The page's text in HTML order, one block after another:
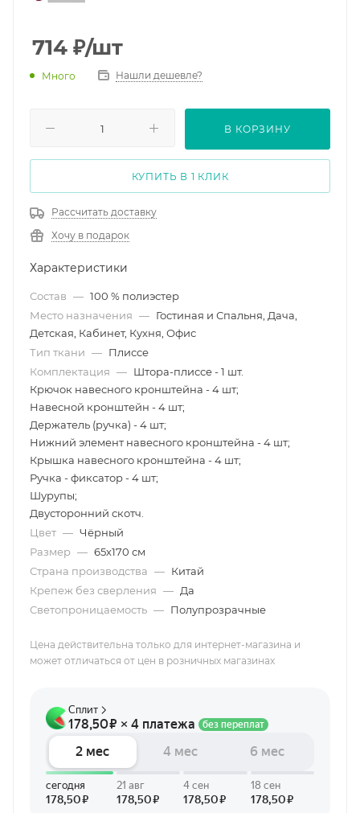
714 ₽/шт
Много Нашли дешевле?
В КОРЗИНУ
КУПИТЬ В 1 КЛИК
Рассчитать доставку
Хочу в подарок
Характеристики
Состав — 100 % полиэстер
Место назначения — Гостиная и Спальня, Дача,
Детская, Кабинет, Кухня, Офис
Тип ткани — Плиссе
Комплектация — Штора-плиссе - 1 шт.
Крючок навесного кронштейна - 4 шт;
Навесной кронштейн - 4 шт;
Держатель (ручка) - 4 шт;
Нижний элемент навесного кронштейна - 4 шт;
Крышка навесного кронштейна - 4 шт;
Ручка - фиксатор - 4 шт;
Шурупы;
Двусторонний скотч.
Цвет — Чёрный
Размер — 65х170 см
Страна производства — Китай
Крепеж без сверления — Да
Светопроницаемость — Полупрозрачные
Цена действительна только для интернет-магазина и
может отличаться от цен в розничных магазинах